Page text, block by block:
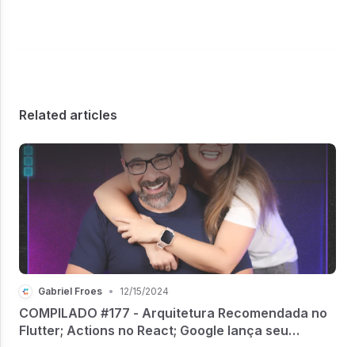
Related articles
Gabriel Froes • 12/15/2024
COMPILADO #177 - Arquitetura Recomendada no
Flutter; Actions no React; Google lança seu